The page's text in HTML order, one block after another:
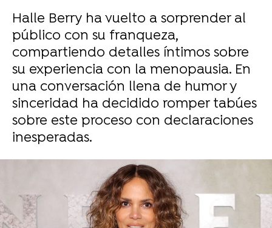
Halle Berry ha vuelto a sorprender al
público con su franqueza,
compartiendo detalles íntimos sobre
su experiencia con la menopausia. En
una conversación llena de humor y
sinceridad ha decidido romper tabúes
sobre este proceso con declaraciones
inesperadas.
Halle Berry, alarmada por la situación de su
hijo con Olivier Martinez suplica la custodia
completa